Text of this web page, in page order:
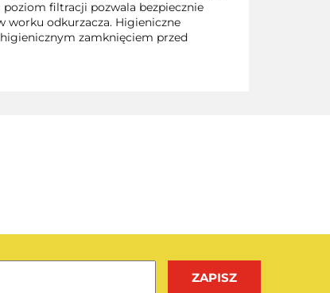
filtracji pozwala bezpiecznie
worku odkurzacza. Higieniczne
zamknięciem przed